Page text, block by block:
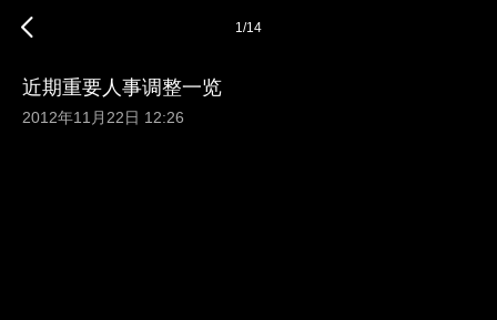
1/14
近期重要人事调整一览
2012年11月22日 12:26